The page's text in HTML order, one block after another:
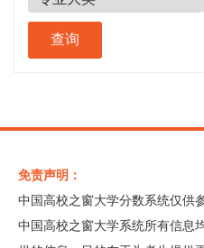
免责声明：
中国高校之窗大学分数系统仅供
中国高校之窗大学系统所有信息